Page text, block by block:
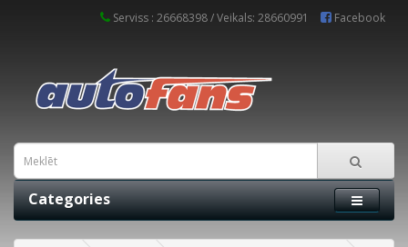
Serviss : 26668398 / Veikals: 28660991 Facebook
Categories